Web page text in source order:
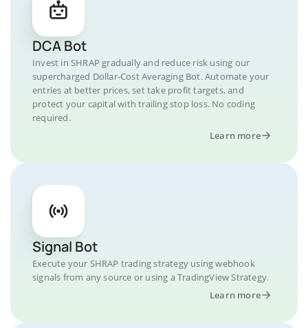
DCA Bot
Invest in SHRAP gradually and reduce risk using our
supercharged Dollar-Cost Averaging Bot. Automate your
entries at better prices, set take profit targets, and
protect your capital with trailing stop loss. No coding
required.
Learn more
Signal Bot
Execute your SHRAP trading strategy using webhook
signals from any source or using a TradingView Strategy.
Learn more